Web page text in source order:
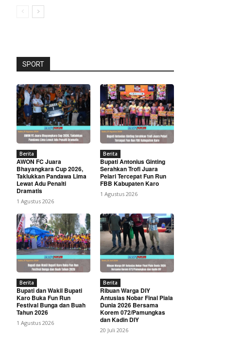
SPORT
Berita
AWON FC Juara
Bhayangkara Cup 2026,
Taklukkan Pandawa Lima
Lewat Adu Penalti
Dramatis
1 Agustus 2026
Berita
Bupati Antonius Ginting
Serahkan Trofi Juara
Pelari Tercepat Fun Run
FBB Kabupaten Karo
1 Agustus 2026
Berita
Bupati dan Wakil Bupati
Karo Buka Fun Run
Festival Bunga dan Buah
Tahun 2026
1 Agustus 2026
Berita
Ribuan Warga DIY
Antusias Nobar Final Piala
Dunia 2026 Bersama
Korem 072/Pamungkas
dan Kadin DIY
20 Juli 2026